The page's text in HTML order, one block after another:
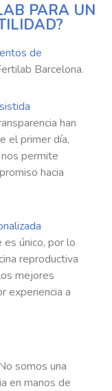
PARA UN
de
Barcelona.
han
el primer día,
permite
hacia
único, por lo
reproductiva
mejores
experiencia a
somos una
en manos de